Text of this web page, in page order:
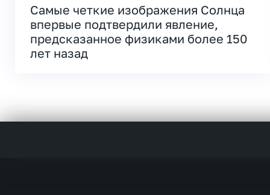
Самые четкие изображения Солнца
впервые подтвердили явление,
предсказанное физиками более 150
лет назад